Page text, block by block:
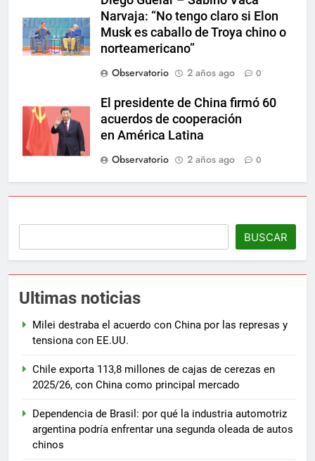
Narvaja: “No tengo claro si Elon
Musk es caballo de Troya chino o
norteamericano”
Observatorio
2 años ago 0
El presidente de China firmó 60
acuerdos de cooperación
en América Latina
Observatorio
2 años ago 0
BUSCAR
Ultimas noticias
Milei destraba el acuerdo con China por las represas y
tensiona con EE.UU.
Chile exporta 113,8 millones de cajas de cerezas en
2025/26, con China como principal mercado
Dependencia de Brasil: por qué la industria automotriz
argentina podría enfrentar una segunda oleada de autos
chinos